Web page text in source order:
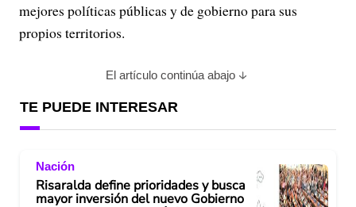
mejores políticas públicas y de gobierno para sus
propios territorios.
El artículo continúa abajo
TE PUEDE INTERESAR
Nación
Risaralda define prioridades y busca
mayor inversión del nuevo Gobierno